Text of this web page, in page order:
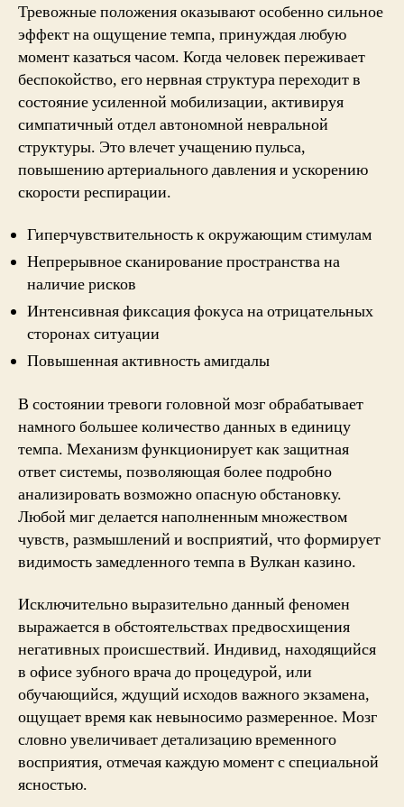
Тревожные положения оказывают особенно сильное
эффект на ощущение темпа, принуждая любую
момент казаться часом. Когда человек переживает
беспокойство, его нервная структура переходит в
состояние усиленной мобилизации, активируя
симпатичный отдел автономной невральной
структуры. Это влечет учащению пульса,
повышению артериального давления и ускорению
скорости респирации.
Гиперчувствительность к окружающим стимулам
Непрерывное сканирование пространства на
наличие рисков
Интенсивная фиксация фокуса на отрицательных
сторонах ситуации
Повышенная активность амигдалы
В состоянии тревоги головной мозг обрабатывает
намного большее количество данных в единицу
темпа. Механизм функционирует как защитная
ответ системы, позволяющая более подробно
анализировать возможно опасную обстановку.
Любой миг делается наполненным множеством
чувств, размышлений и восприятий, что формирует
видимость замедленного темпа в Вулкан казино.
Исключительно выразительно данный феномен
выражается в обстоятельствах предвосхищения
негативных происшествий. Индивид, находящийся
в офисе зубного врача до процедурой, или
обучающийся, ждущий исходов важного экзамена,
ощущает время как невыносимо размеренное. Мозг
словно увеличивает детализацию временного
восприятия, отмечая каждую момент с специальной
ясностью.